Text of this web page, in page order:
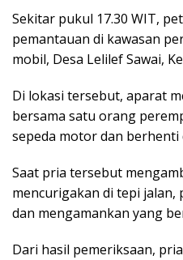
Sekitar pukul 17.30 WIT,
pemantauan di kawasan
mobil, Desa Lelilef Sawai,
Di lokasi tersebut, aparat
bersama satu orang
sepeda motor dan berhenti
Saat pria tersebut
mencurigakan di tepi
dan mengamankan yang
Dari hasil pemeriksaan,